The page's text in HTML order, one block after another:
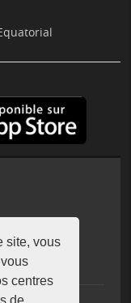
site, vous
centres
de